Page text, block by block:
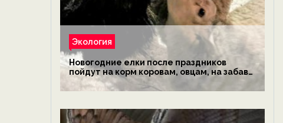
Экология
Новогодние елки после праздников
пойдут на корм коровам, овцам, на забаву
обезьянам, львам и леопардам — новости
экологии на ECOportal